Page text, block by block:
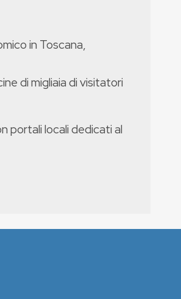
in Toscana,
di migliaia di visitatori
portali locali dedicati al